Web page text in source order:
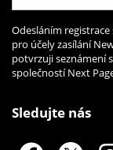
Odesláním
pro účely zasílání
potvrzuji seznámení s
společností Next
Sledujte nás